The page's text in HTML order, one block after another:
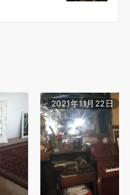
2021年11月22日